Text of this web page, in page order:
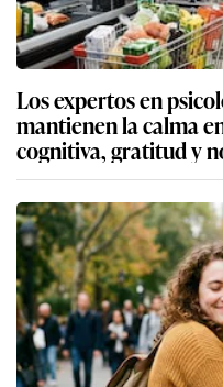
Los expertos en
mantienen la calma
cognitiva, gratitud y